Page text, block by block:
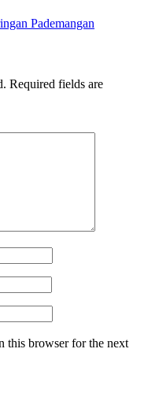
Pademangan
Required fields are
this browser for the next